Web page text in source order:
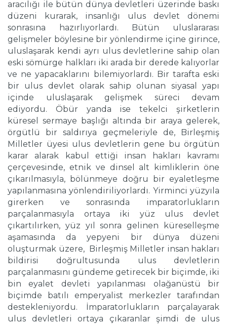
aracılığı ile bütün dünya devletleri üzerinde baskı
düzeni kurarak, insanlığı ulus devlet dönemi
sonrasına hazırlıyorlardı. Bütün uluslararası
gelişmeler böylesine bir yönlendirme içine girince,
uluslaşarak kendi ayrı ulus devletlerine sahip olan
eski sömürge halkları iki arada bir derede kalıyorlar
ve ne yapacaklarını bilemiyorlardı. Bir tarafta eski
bir ulus devlet olarak sahip olunan siyasal yapı
içinde uluslaşarak gelişmek süreci devam
ediyordu. Öbür yanda ise tekelci şirketlerin
küresel sermaye başlığı altında bir araya gelerek,
örgütlü bir saldırıya geçmeleriyle de, Birleşmiş
Milletler üyesi ulus devletlerin gene bu örgütün
karar alarak kabul ettiği insan hakları kavramı
çerçevesinde, etnik ve dinsel alt kimliklerin öne
çıkarılmasıyla, bölünmeye doğru bir eyaletleşme
yapılanmasına yönlendiriliyorlardı. Yirminci yüzyıla
girerken ve sonrasında imparatorlukların
parçalanmasıyla ortaya iki yüz ulus devlet
çıkartılırken, yüz yıl sonra gelinen küreselleşme
aşamasında da yepyeni bir dünya düzeni
oluşturmak üzere, Birleşmiş Milletler insan hakları
bildirisi doğrultusunda ulus devletlerin
parçalanmasını gündeme getirecek bir biçimde, iki
bin eyalet devleti yapılanması olağanüstü bir
biçimde batılı emperyalist merkezler tarafından
destekleniyordu. İmparatorlukların parçalayarak
ulus devletleri ortaya çıkaranlar şimdi de ulus